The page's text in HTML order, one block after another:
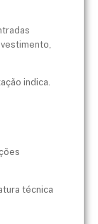
indica.
técnica